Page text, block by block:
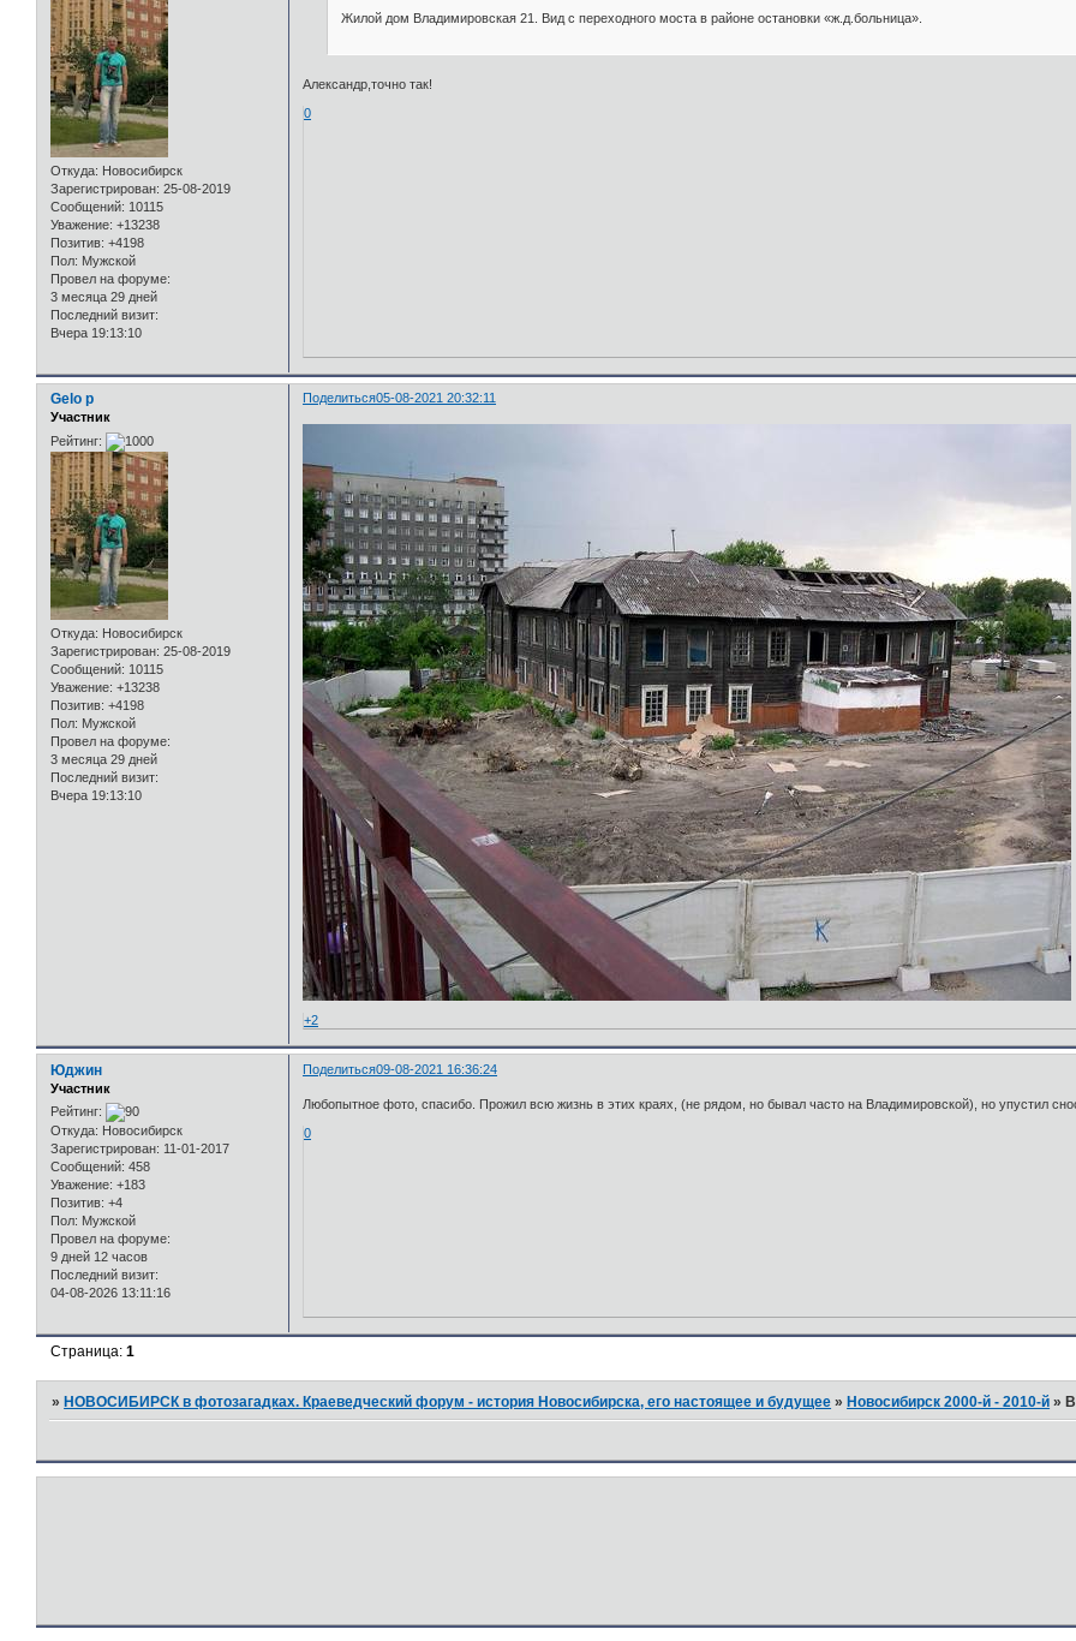
Откуда: Новосибирск
Зарегистрирован: 25-08-2019
Сообщений: 10115
Уважение: +13238
Позитив: +4198
Пол: Мужской
Провел на форуме:
3 месяца 29 дней
Последний визит:
Вчера 19:13:10
Жилой дом Владимировская 21. Вид с переходного моста в районе остановки «ж.д.больница».
Александр,точно так!
0
Поделиться05-08-2021 20:32:11
Gelo p
Участник
Рейтинг:
Откуда: Новосибирск
Зарегистрирован: 25-08-2019
Сообщений: 10115
Уважение: +13238
Позитив: +4198
Пол: Мужской
Провел на форуме:
3 месяца 29 дней
Последний визит:
Вчера 19:13:10
+2
Поделиться09-08-2021 16:36:24
Юджин
Участник
Рейтинг:
Откуда: Новосибирск
Зарегистрирован: 11-01-2017
Сообщений: 458
Уважение: +183
Позитив: +4
Пол: Мужской
Провел на форуме:
9 дней 12 часов
Последний визит:
04-08-2026 13:11:16
Любопытное фото, спасибо. Прожил всю жизнь в этих краях, (не рядом, но бывал часто на Владимировской), но упустил
0
Страница:1
»НОВОСИБИРСК в фотозагадках. Краеведческий форум - история Новосибирска, его настоящее и будущее »Новосибирск 2000-й - 2010-й »